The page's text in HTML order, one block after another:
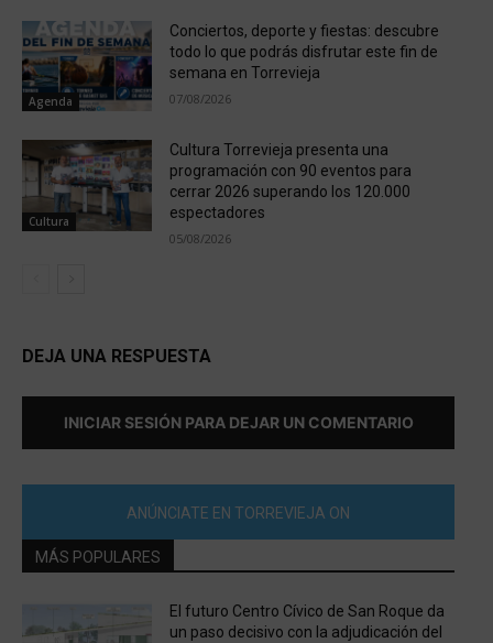
Agenda
Conciertos, deporte y fiestas: descubre
todo lo que podrás disfrutar este fin de
semana en Torrevieja
07/08/2026
Cultura
Cultura Torrevieja presenta una
programación con 90 eventos para
cerrar 2026 superando los 120.000
espectadores
05/08/2026
DEJA UNA RESPUESTA
INICIAR SESIÓN PARA DEJAR UN COMENTARIO
ANÚNCIATE EN TORREVIEJA ON
MÁS POPULARES
El futuro Centro Cívico de San Roque da
un paso decisivo con la adjudicación del